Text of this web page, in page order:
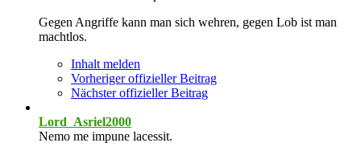
Gegen Angriffe kann man sich wehren, gegen Lob ist man
machtlos.
Inhalt melden
Vorheriger offizieller Beitrag
Nächster offizieller Beitrag
Lord_Asriel2000
Nemo me impune lacessit.